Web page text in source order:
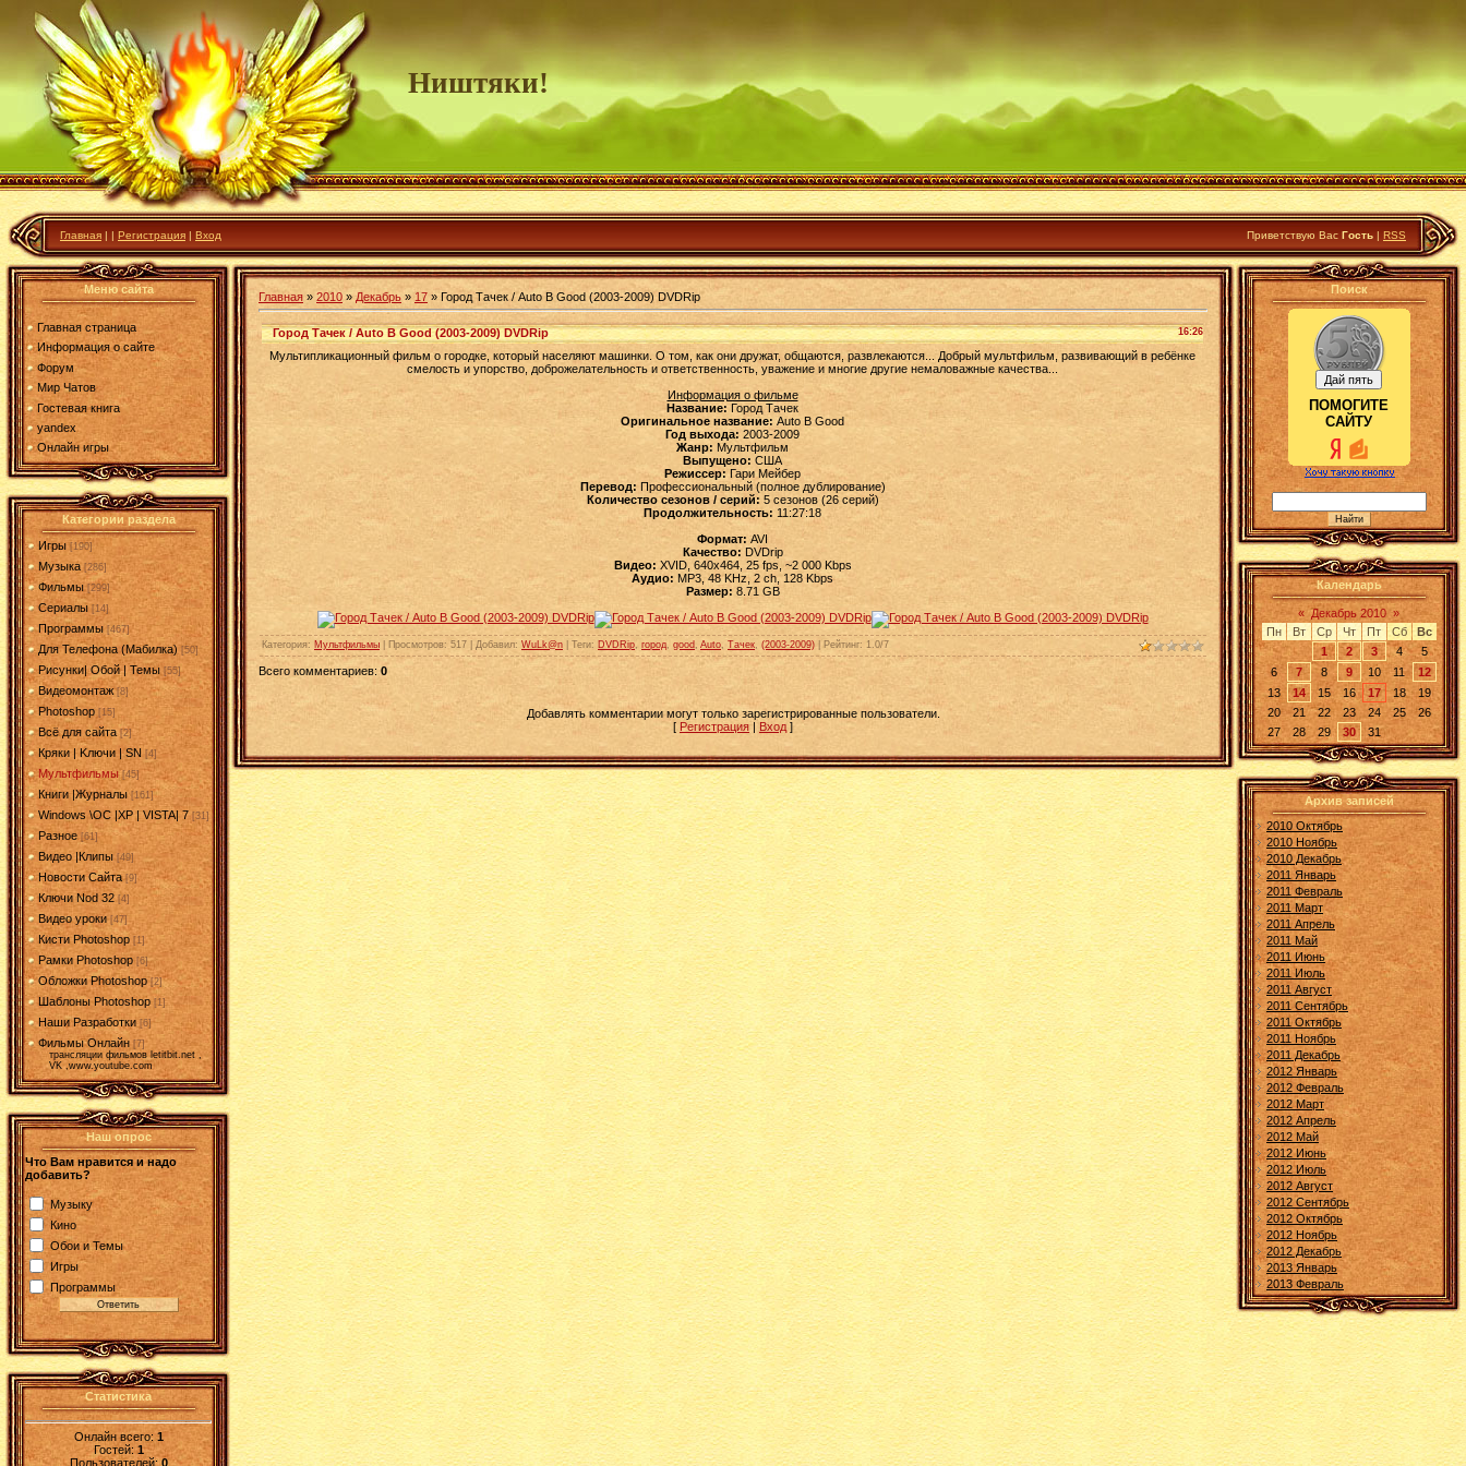
Ништяки!
Главная | | Регистрация | Вход Приветствую Вас Гость | RSS
Меню сайта
Главная страница
Информация о сайте
Форум
Мир Чатов
Гостевая книга
yandex
Онлайн игры
Категории раздела
Игры [190]
Музыка [286]
Фильмы [299]
Сериалы [14]
Программы [467]
Для Телефона (Мабилка) [50]
Рисунки| Обой | Темы [55]
Видеомонтаж [8]
Photoshop [15]
Всё для сайта [2]
Кряки | Kлючи | SN [4]
Мультфильмы [45]
Книги |Журналы [161]
Windows \OC |XP | VISTA| 7 [31]
Разное [61]
Видео |Клипы [49]
Новости Сайта [9]
Ключи Nod 32 [4]
Видео уроки [47]
Кисти Photoshop [1]
Рамки Photoshop [6]
Обложки Photoshop [2]
Шаблоны Photoshop [1]
Наши Разработки [6]
Фильмы Онлайн [7]
трансляции фильмов letitbit.net ,
VK ,www.youtube.com
Наш опрос
Что Вам нравится и надо
добавить?
Музыку
Кино
Обои и Темы
Игры
Программы
Статистика
Онлайн всего:1
Гостей:1
Пользователей: 0
Главная » 2010 » Декабрь » 17 » Город Тачек / Auto B Good (2003-2009) DVDRip
16:26
Город Тачек / Auto B Good (2003-2009) DVDRip
Мультипликационный фильм о городке, который населяют машинки. О том, как они дружат, общаются, развлекаются... Добрый мультфильм, развивающий в ребёнке
смелость и упорство, доброжелательность и ответственность, уважение и многие другие немаловажные качества...
Информация о фильме
Название: Город Тачек
Оригинальное название: Auto B Good
Год выхода: 2003-2009
Жанр: Мультфильм
Выпущено: США
Режиссер: Гари Мейбер
Перевод: Профессиональный (полное дублирование)
Количество сезонов / серий:5 сезонов (26 серий)
Продолжительность: 11:27:18
Формат: AVI
Качество: DVDrip
Видео: XVID, 640x464, 25 fps, ~2 000 Kbps
Аудио: MP3, 48 KHz, 2 ch, 128 Kbps
Размер: 8.71 GB
Категория: Мультфильмы Просмотров: 517 | Добавил: WuLk@n Теги: DVDRip город good Auto Тачек (2003-2009) Рейтинг: 1.0/7
Всего комментариев: 0
Добавлять комментарии могут только зарегистрированные пользователи.
[ Регистрация | Вход ]
Поиск
ПОМОГИТЕ
САЙТУ
Календарь
« Декабрь 2010 »
Пн
Вт Ср Чт Пт Сб
Вс
1
2 3 4
5
6
7 8 9 10 11
12
13
14 15 16 17 18
19
20
21 22 23 24 25
26
27
28 29 30 31
Архив записей
2010 Октябрь
2010 Ноябрь
2010 Декабрь
2011 Январь
2011 Февраль
2011 Март
2011 Апрель
2011 Май
2011 Июнь
2011 Июль
2011 Август
2011 Сентябрь
2011 Октябрь
2011 Ноябрь
2011 Декабрь
2012 Январь
2012 Февраль
2012 Март
2012 Апрель
2012 Май
2012 Июнь
2012 Июль
2012 Август
2012 Сентябрь
2012 Октябрь
2012 Ноябрь
2012 Декабрь
2013 Январь
2013 Февраль